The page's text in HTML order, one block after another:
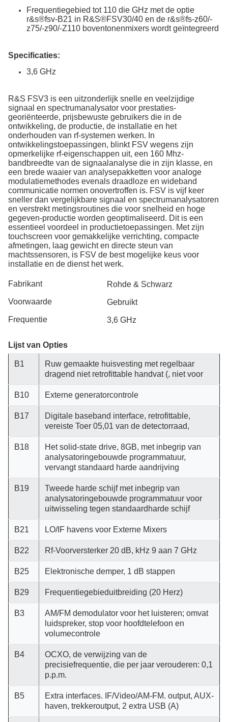
Frequentiegebied tot 110 die GHz met de optie
r&s®fsv-B21 in R&S®FSV30/40 en de r&s®fs-z60/-
z75/-z90/-Z110 boventonenmixers wordt geïntegreerd
Specificaties:
3,6 GHz
R&S FSV3 is een uitzonderlijk snelle en veelzijdige
signaal en spectrumanalysator voor prestaties-
georiënteerde, prijsbewuste gebruikers die in de
ontwikkeling, de productie, de installatie en het
onderhouden van rf-systemen werken. In
ontwikkelingstoepassingen, blinkt FSV wegens zijn
opmerkelijke rf-eigenschappen uit, een 160 Mhz-
bandbreedte van de signaalanalyse die in zijn klasse, en
een brede waaier van analysepakketten voor analoge
modulatiemethodes evenals draadloze en wideband
communicatie normen onovertroffen is. FSV is vijf keer
sneller dan vergelijkbare signaal en spectrumanalysatoren
en verstrekt metingsroutines die voor snelheid en hoge
gegeven-productie worden geoptimaliseerd. Dit is een
essentieel voordeel in productietoepassingen. Met zijn
touchscreen voor gemakkelijke verrichting, compacte
afmetingen, laag gewicht en directe steun van
machtssensoren, is FSV de best mogelijke keus voor
installatie en de dienst het werk.
Fabrikant
Rohde & Schwarz
Voorwaarde
Gebruikt
Frequentie
3,6 GHz
Lijst van Opties
B1
Ruw gemaakte huisvesting met regelbaar
dragend niet retrofittable handvat (, niet voor
B10 Externe generatorcontrole
B17
Digitale baseband interface, retrofittable,
vereiste Toer 05,01 van de detectorraad,
B18
Het solid-state drive, 8GB, met inbegrip van
analysatoringebouwde programmatuur,
vervangt standaard harde aandrijving
B19
Tweede harde schijf met inbegrip van
analysatoringebouwde programmatuur voor
uitwisseling tegen standaardharde schijf
B21 LO/IF havens voor Externe Mixers
B22 Rf-Voorversterker 20 dB, kHz 9 aan 7 GHz
B25 Elektronische demper, 1 dB stappen
B29 Frequentiegebieduitbreiding (20 Herz)
B3
AM/FM demodulator voor het luisteren; omvat
luidspreker, stop voor hoofdtelefoon en
volumecontrole
B4
OCXO, de verwijzing van de
precisiefrequentie, die per jaar verouderen: 0,1
p.p.m.
B5
Extra interfaces. IF/Video/AM-FM. output, AUX-
haven, trekkeroutput, 2 extra USB (A)